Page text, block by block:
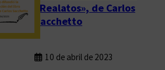
«Realatos», de Carlos
Sacchetto
10 de abril de 2023